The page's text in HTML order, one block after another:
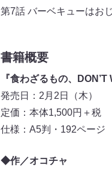
第7話 バーベキューはお
書籍概要
『食わざるもの、DON’T
発売日：2月2日（木）
定価：本体1,500円＋税
仕様：A5判・192ページ
◆作／オコチャ